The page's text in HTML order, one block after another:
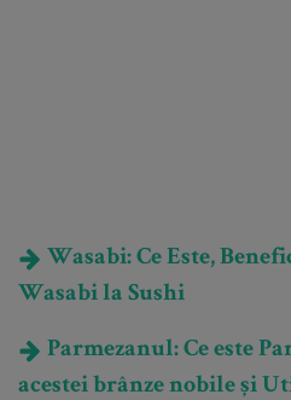
Wasabi: Ce Este,
Wasabi la Sushi
Parmezanul: Ce este
acestei brânze nobile și